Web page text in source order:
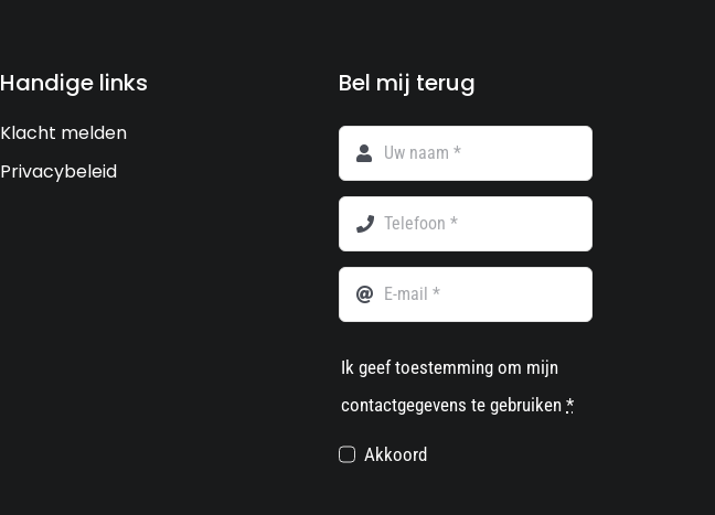
Handige links
Klacht melden
Privacybeleid
Bel mij terug
Ik geef toestemming om mijn
contactgegevens te gebruiken*
Akkoord